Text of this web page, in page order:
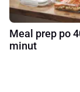
Meal prep po
minut